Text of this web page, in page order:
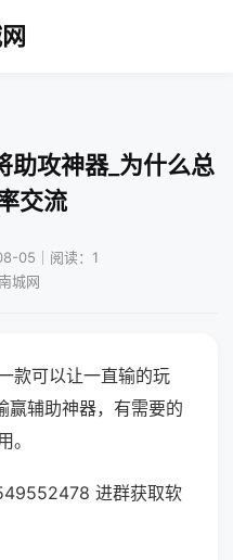
助攻神器_为什么总
交流
05｜阅读：1
城网
款可以让一直输的玩
赢辅助神器，有需要的
。
进群获取软